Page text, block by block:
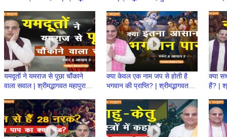
Prabhu
यमदूतों ने यमराज से पूछा चौंकाने
वाला सवाल | श्रीमद्भागवत महापुराण
Prabhu
क्या केवल एक नाम जप से होती है
भगवान की प्राप्ति? | श्रीमद्भागवत
क्या
हैं? |